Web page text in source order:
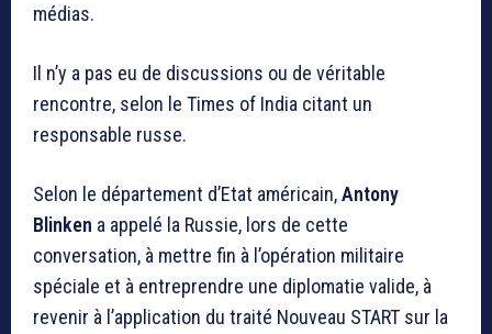
médias.
Il n’y a pas eu de discussions ou de véritable
rencontre, selon le Times of India citant un
responsable russe.
Selon le département d’Etat américain,Antony
Blinken a appelé la Russie, lors de cette
conversation, à mettre fin à l’opération militaire
spéciale et à entreprendre une diplomatie valide, à
revenir à l’application du traité Nouveau START sur la